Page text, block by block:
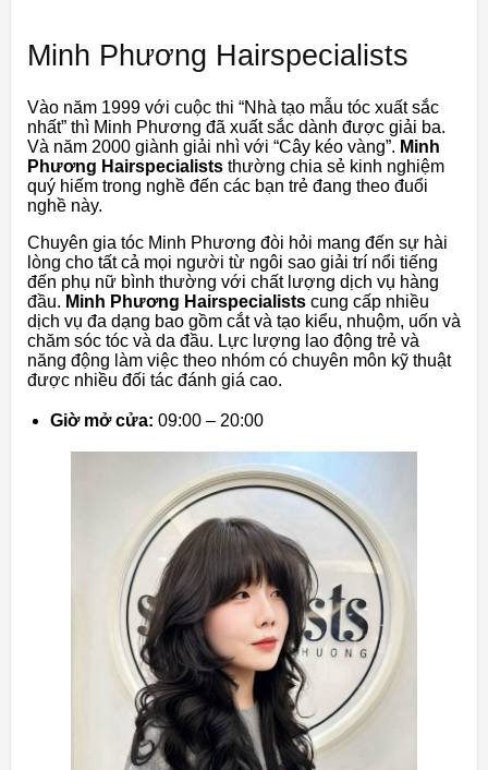
Minh Phương Hairspecialists
Vào năm 1999 với cuộc thi “Nhà tạo mẫu tóc xuất sắc
nhất” thì Minh Phương đã xuất sắc dành được giải ba.
Và năm 2000 giành giải nhì với “Cây kéo vàng”. Minh
Phương Hairspecialists thường chia sẻ kinh nghiệm
quý hiếm trong nghề đến các bạn trẻ đang theo đuổi
nghề này.
Chuyên gia tóc Minh Phương đòi hỏi mang đến sự hài
lòng cho tất cả mọi người từ ngôi sao giải trí nổi tiếng
đến phụ nữ bình thường với chất lượng dịch vụ hàng
đầu. Minh Phương Hairspecialists cung cấp nhiều
dịch vụ đa dạng bao gồm cắt và tạo kiểu, nhuộm, uốn và
chăm sóc tóc và da đầu. Lực lượng lao động trẻ và
năng động làm việc theo nhóm có chuyên môn kỹ thuật
được nhiều đối tác đánh giá cao.
Giờ mở cửa: 09:00 – 20:00